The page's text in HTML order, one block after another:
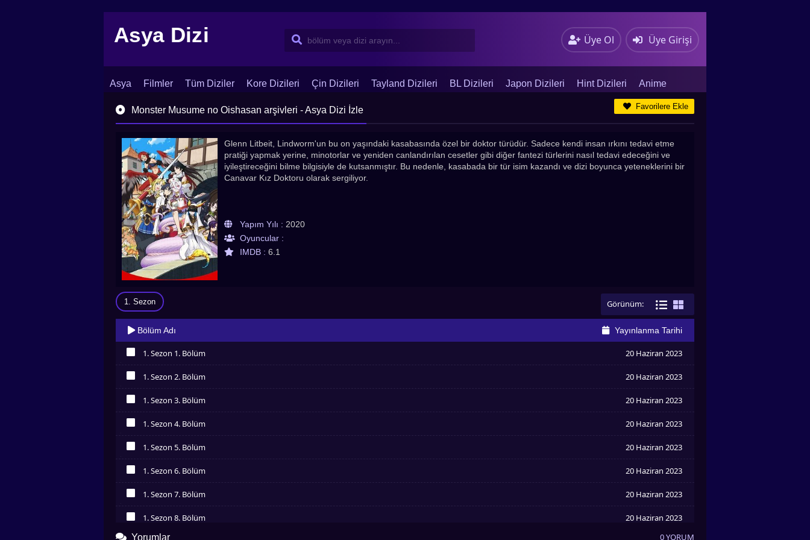
Asya Dizi Üye Ol Üye Girişi
Asya Filmler Tüm Diziler Kore Dizileri Çin Dizileri Tayland Dizileri BL Dizileri Japon Dizileri Hint Dizileri Anime
İletişim Blog Dizi Arşivi
Monster Musume no Oishasan arşivleri - Asya Dizi İzle Favorilere Ekle
Glenn Litbeit, Lindworm'un bu on yaşındaki kasabasında özel bir doktor türüdür. Sadece kendi insan ırkını tedavi etme
pratiği yapmak yerine, minotorlar ve yeniden canlandırılan cesetler gibi diğer fantezi türlerini nasıl tedavi edeceğini ve
iyileştireceğini bilme bilgisiyle de kutsanmıştır. Bu nedenle, kasabada bir tür isim kazandı ve dizi boyunca yeteneklerini bir
Canavar Kız Doktoru olarak sergiliyor.
Yapım Yılı : 2020
Oyuncular :
IMDB : 6.1
Görünüm:
1. Sezon
Bölüm Adı Yayınlanma Tarihi
1. Sezon 1. Bölüm 20 Haziran 2023
1. Sezon 2. Bölüm 20 Haziran 2023
1. Sezon 3. Bölüm 20 Haziran 2023
1. Sezon 4. Bölüm 20 Haziran 2023
1. Sezon 5. Bölüm 20 Haziran 2023
1. Sezon 6. Bölüm 20 Haziran 2023
1. Sezon 7. Bölüm 20 Haziran 2023
İzledim
1. Sezon 8. Bölüm 20 Haziran 2023
Yorumlar 0 YORUM